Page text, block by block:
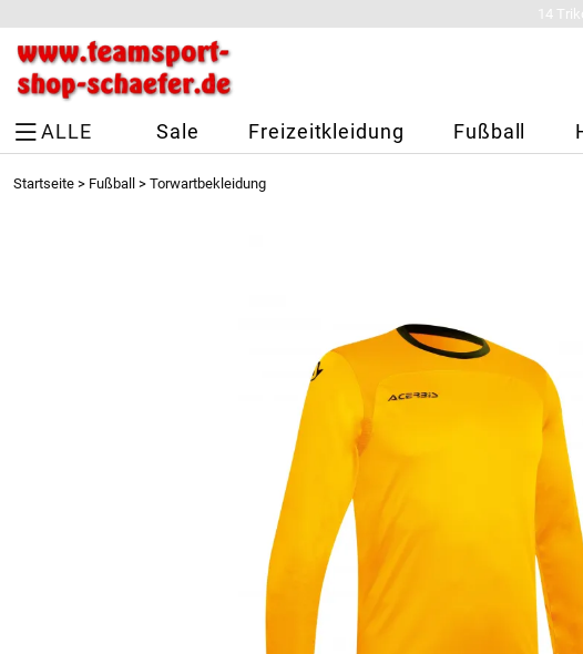
14
ALLE Sale Freizeitkleidung Fußball
Startseite > Fußball > Torwartbekleidung